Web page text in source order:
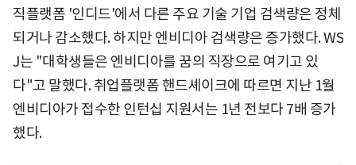
직플랫폼 '인디드'에서 다른 주요 기술 기업 검색량은 정체
되거나 감소했다. 하지만 엔비디아 검색량은 증가했다. WS
J는 "대학생들은 엔비디아를 꿈의 직장으로 여기고 있
다"고 말했다. 취업플랫폼 핸드셰이크에 따르면 지난 1월
엔비디아가 접수한 인턴십 지원서는 1년 전보다 7배 증가
했다.